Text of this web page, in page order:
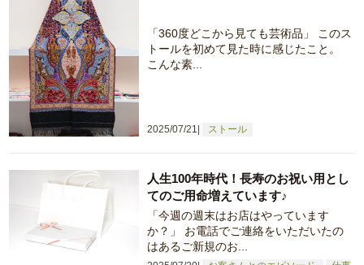
2025/07/21 ストール
「360度どこから見ても芸術品」 このス
トールを初めて見た時に感じたこと。
こんな素...
人生100年時代！長寿のお祝い用とし
てのご用命増えています♪
「今週の週末はお店はやっています
か？」 お電話でご連絡をいただいたの
はあるご新規のお...